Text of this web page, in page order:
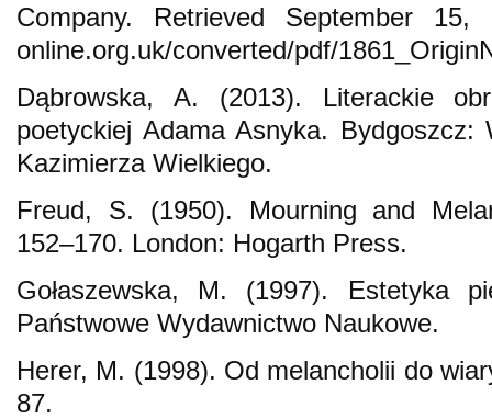
Company. Retrieved September
online.org.uk/converted/pdf/
Dąbrowska, A. (2013). Literackie
poetyckiej Adama Asnyka. Bydgoszcz:
Kazimierza Wielkiego.
Freud, S. (1950). Mourning and
152–170. London: Hogarth Press.
Gołaszewska, M. (1997). Estetyka
Państwowe Wydawnictwo Naukowe.
Herer, M. (1998). Od melancholii do
87.